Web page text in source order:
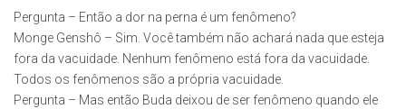
Pergunta – Então a dor na perna é um fenômeno?
Monge Genshô – Sim. Você também não achará nada que esteja
fora da vacuidade. Nenhum fenômeno está fora da vacuidade.
Todos os fenômenos são a própria vacuidade.
Pergunta – Mas então Buda deixou de ser fenômeno quando ele